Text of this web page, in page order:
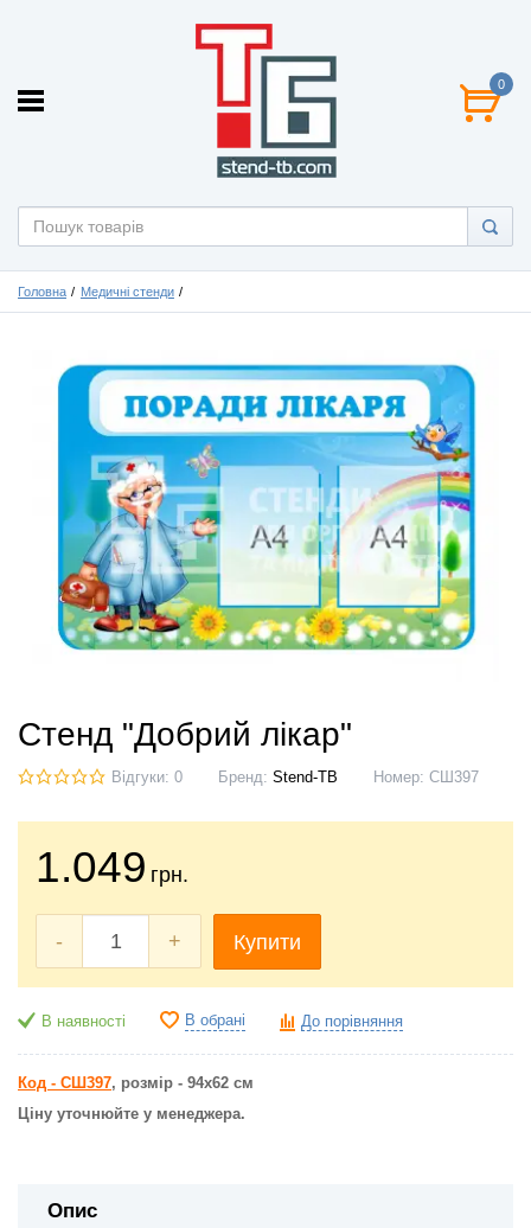
0
Головна Медичні стенди
Стенд "Добрий лікар"
Відгуки: 0 Бренд: Stend-TB Номер: СШ397
1.049 грн.
- + Купити
В наявності В обрані До порівняння
Код - СШ397, розмір - 94х62 см
Ціну уточнюйте у менеджера.
Опис